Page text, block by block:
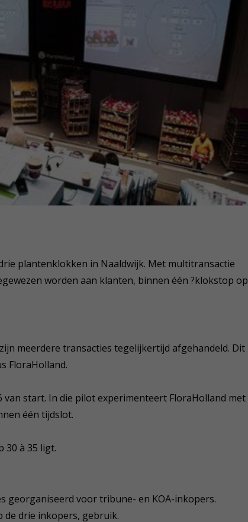
plantenklokken in Naaldwijk. Met multitransactie
worden aan klanten, binnen één ?klokstop op
meerdere transacties tegelijkertijd afgehandeld. Dit
FloraHolland.
van start. In die pilot experimenteert FloraHolland met
één tijdslot.
30 à 35 ligt.
georganiseerd voor tribune- en KOA-inkopers.
de drie inkopers, gebruik.